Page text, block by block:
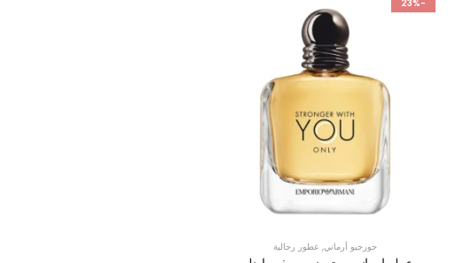
-23%
جورجيو أرماني, عطور رجالية